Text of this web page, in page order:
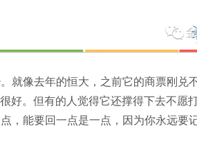
像去年的恒大，之前它的商票刚兑
。但有的人觉得它还撑得下去不愿
能要回一点是一点，因为你永远要